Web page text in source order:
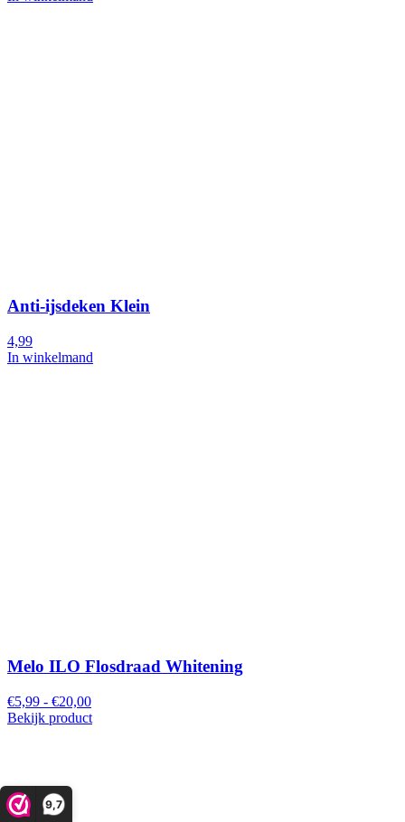
9,7
Anti-ijsdeken Klein
4,99
In winkelmand
Melo ILO Flosdraad Whitening
€5,99 - €20,00
Bekijk product